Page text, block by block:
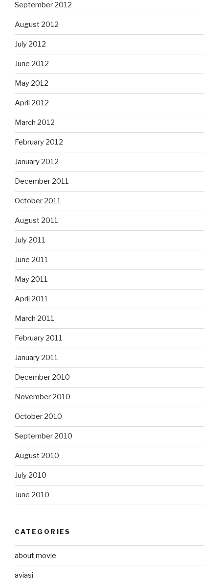
September 2012
August 2012
July 2012
June 2012
May 2012
April 2012
March 2012
February 2012
January 2012
December 2011
October 2011
August 2011
July 2011
June 2011
May 2011
April 2011
March 2011
February 2011
January 2011
December 2010
November 2010
October 2010
September 2010
August 2010
July 2010
June 2010
CATEGORIES
about movie
aviasi